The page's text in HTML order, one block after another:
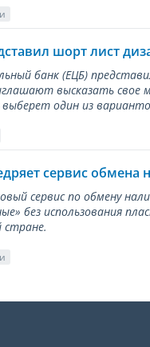
шорт лист
банк (ЕЦБ)
высказать свое
один из
сервис
сервис по обмену
без использования
стране.